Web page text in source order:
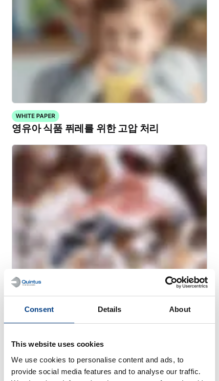
Consent Details About
This website uses cookies
We use cookies to personalise content and ads, to
provide social media features and to analyse our traffic.
WHITE PAPER
영유아 식품 퓌레를 위한 고압 처리
고압 처리(HPP)로 해산물의 안전성과 유통기